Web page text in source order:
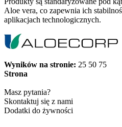
Aloe vera, co zapewnia ich
aplikacjach technologicznych.
Wyników na stronie: 25 50 75
Strona
Masz pytania?
Skontaktuj się z nami
Dodatki do żywności